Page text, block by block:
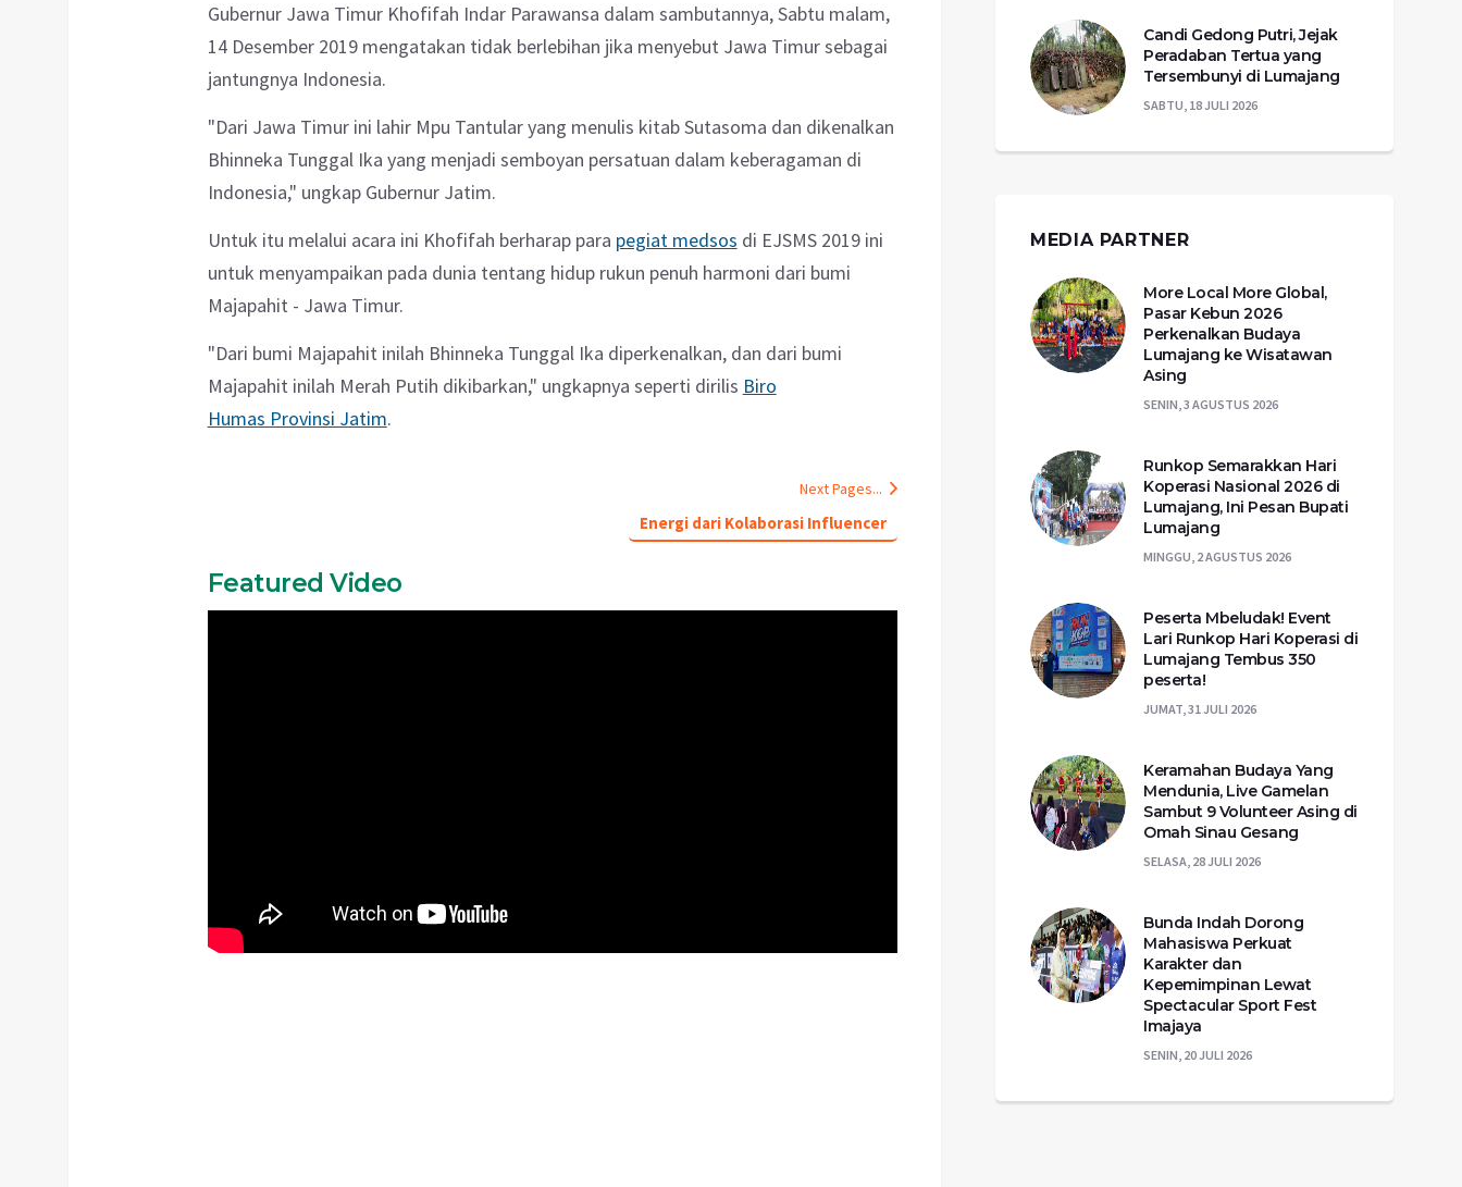
Gubernur Jawa Timur Khofifah Indar Parawansa dalam sambutannya, Sabtu malam,
14 Desember 2019 mengatakan tidak berlebihan jika menyebut Jawa Timur sebagai
jantungnya Indonesia.
"Dari Jawa Timur ini lahir Mpu Tantular yang menulis kitab Sutasoma dan dikenalkan
Bhinneka Tunggal Ika yang menjadi semboyan persatuan dalam keberagaman di
Indonesia," ungkap Gubernur Jatim.
Untuk itu melalui acara ini Khofifah berharap para pegiat medsos di EJSMS 2019 ini
untuk menyampaikan pada dunia tentang hidup rukun penuh harmoni dari bumi
Majapahit - Jawa Timur.
"Dari bumi Majapahit inilah Bhinneka Tunggal Ika diperkenalkan, dan dari bumi
Majapahit inilah Merah Putih dikibarkan," ungkapnya seperti dirilis Biro
Humas Provinsi Jatim.
Next Pages...
Energi dari Kolaborasi Influencer
Featured Video
Candi Gedong Putri, Jejak
Peradaban Tertua yang
Tersembunyi di Lumajang
SABTU, 18 JULI 2026
MEDIA PARTNER
More Local More Global,
Pasar Kebun 2026
Perkenalkan Budaya
Lumajang ke Wisatawan
Asing
SENIN, 3 AGUSTUS 2026
Runkop Semarakkan Hari
Koperasi Nasional 2026 di
Lumajang, Ini Pesan Bupati
Lumajang
MINGGU, 2 AGUSTUS 2026
Peserta Mbeludak! Event
Lari Runkop Hari Koperasi di
Lumajang Tembus 350
peserta!
JUMAT, 31 JULI 2026
Keramahan Budaya Yang
Mendunia, Live Gamelan
Sambut 9 Volunteer Asing di
Omah Sinau Gesang
SELASA, 28 JULI 2026
Bunda Indah Dorong
Mahasiswa Perkuat
Karakter dan
Kepemimpinan Lewat
Spectacular Sport Fest
Imajaya
SENIN, 20 JULI 2026